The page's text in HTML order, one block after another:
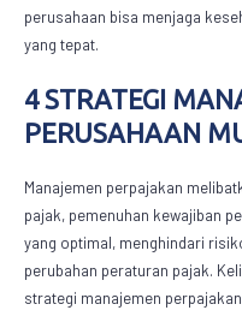
perusahaan bisa menjaga
yang tepat.
4 STRATEGI
PERUSAHAAN
Manajemen perpajakan
pajak, pemenuhan kewajiban
yang optimal, menghindari
perubahan peraturan pajak.
strategi manajemen